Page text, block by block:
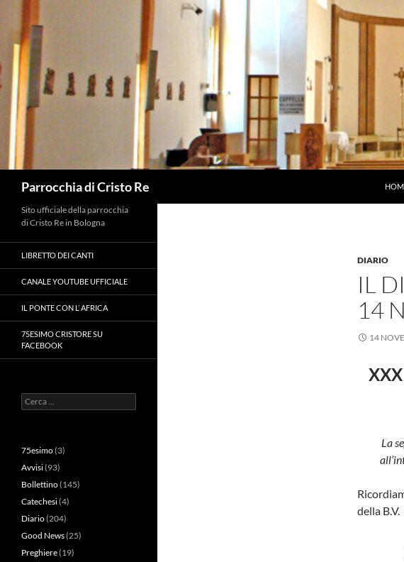
Vai
al
contenuto
Parrocchia di Cristo Re
DIARIO
IL
14
14
La
della
Sito ufficiale della parrocchia
di Cristo Re in Bologna
LIBRETTO DEI CANTI
CANALE YOUTUBE UFFICIALE
IL PONTE CON L’ AFRICA
75ESIMO CRISTORE SU
FACEBOOK
Ricerca
per:
75esimo(3)
Avvisi(93)
Bollettino(145)
Catechesi(4)
Diario(204)
Good News(25)
Preghiere(19)